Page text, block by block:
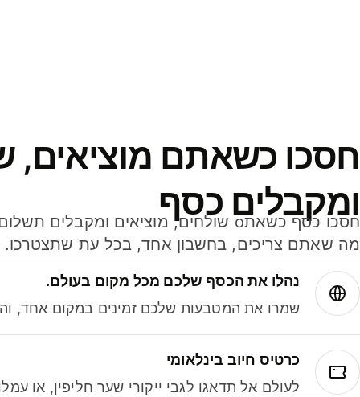
חסכו כשאתם מוציאים,
ומקבלים כסף
מה שאתם צריכים, בחשבון אחד, בכל עת שתצטרכו.
נהלו את הכסף שלכם מכל מקום בעולם.
שמרו את המטבעות שלכם זמינים במקום אחד,
כרטיס חיוב בינלאומי
לעולם אל תדאגו לגבי ייקורי שער חליפין, או